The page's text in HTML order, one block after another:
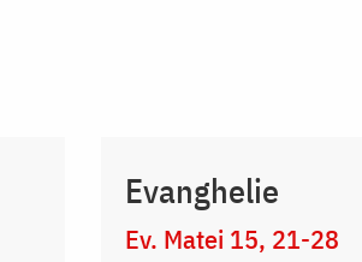
Evanghelie
Ev. Matei 15, 21-28